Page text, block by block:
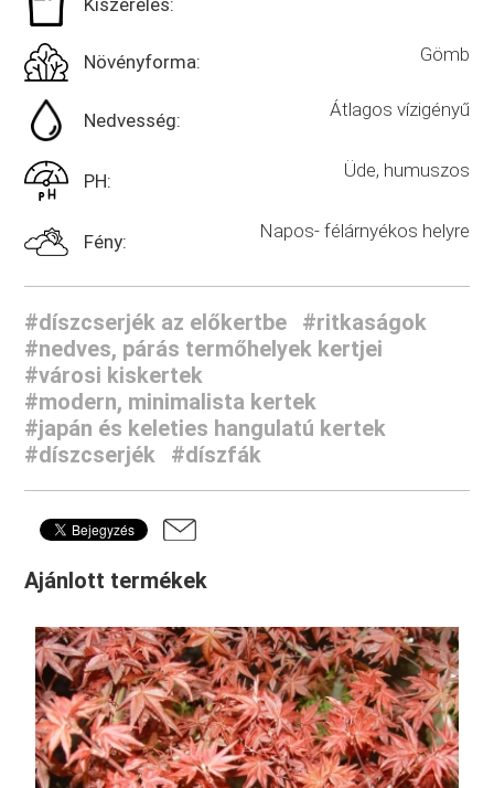
Kiszerelés:
Növényforma: Gömb
Nedvesség: Átlagos vízigényű
PH: Üde, humuszos
Fény: Napos- félárnyékos helyre
#díszcserjék az előkertbe
#ritkaságok
#nedves, párás termőhelyek kertjei
#városi kiskertek
#modern, minimalista kertek
#japán és keleties hangulatú kertek
#díszcserjék
#díszfák
Ajánlott termékek